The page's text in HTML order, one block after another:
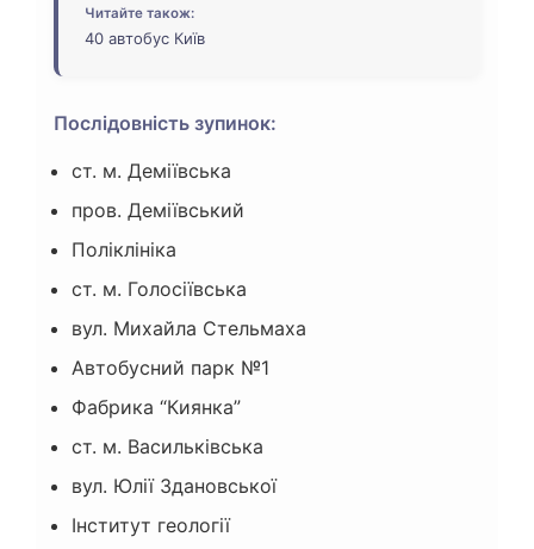
Читайте також:
40 автобус Київ
Послідовність зупинок:
ст. м. Деміївська
пров. Деміївський
Поліклініка
ст. м. Голосіївська
вул. Михайла Стельмаха
Автобусний парк №1
Фабрика “Киянка”
ст. м. Васильківська
вул. Юлії Здановської
Інститут геології